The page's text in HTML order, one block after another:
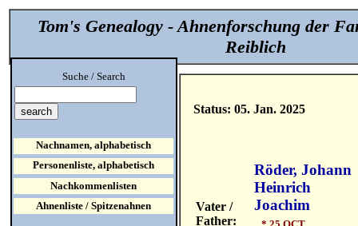
Tom's Genealogy - Ahnenforschung der
Reiblich
Status: 05. Jan. 2025
Vater /
Father:
Röder, Johann
Heinrich
Joachim
Suche / Search
Nachnamen, alphabetisch
Personenliste, alphabetisch
Nachkommenlisten
Ahnenliste / Spitzenahnen